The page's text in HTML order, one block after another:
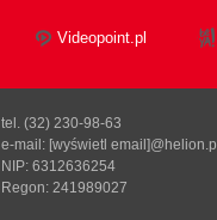
Videopoint.pl
tel. (32) 230-98-63
e-mail: [wyświetl email]@helion.pl
NIP: 6312636254
Regon: 241989027